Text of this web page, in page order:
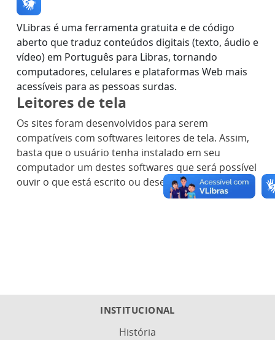
VLibras é uma ferramenta gratuita e de código
aberto que traduz conteúdos digitais (texto, áudio e
vídeo) em Português para Libras, tornando
computadores, celulares e plataformas Web mais
acessíveis para as pessoas surdas.
Leitores de tela
Os sites foram desenvolvidos para serem
compatíveis com softwares leitores de tela. Assim,
basta que o usuário tenha instalado em seu
computador um destes softwares que será possível
ouvir o que está escrito ou desenhado no site.
INSTITUCIONAL
História